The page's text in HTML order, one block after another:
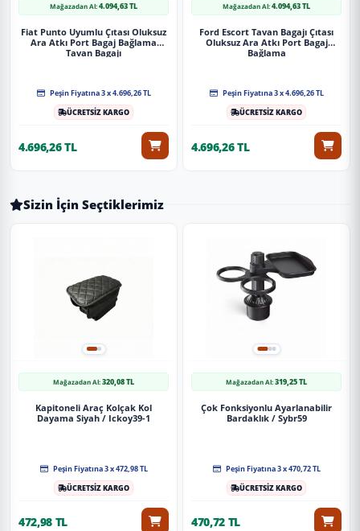
Mağazadan Al:4.094,63 TL
Fiat Punto Uyumlu Çıtası Oluksuz
Ara Atkı Port Bagaj Bağlama
Tavan Bagajı
Peşin Fiyatına 3 x 4.696,26 TL
ÜCRETSİZ KARGO
4.696,26 TL
Mağazadan Al:4.094,63 TL
Ford Escort Tavan Bagajı Çıtası
Oluksuz Ara Atkı Port Bagaj
Bağlama
Peşin Fiyatına 3 x 4.696,26 TL
ÜCRETSİZ KARGO
4.696,26 TL
Sizin İçin Seçtiklerimiz
Mağazadan Al:320,08 TL
Kapitoneli Araç Kolçak Kol
Dayama Siyah / Ickoy39-1
Peşin Fiyatına 3 x 472,98 TL
ÜCRETSİZ KARGO
472,98 TL
Mağazadan Al:319,25 TL
Çok Fonksiyonlu Ayarlanabilir
Bardaklık / Sybr59
Peşin Fiyatına 3 x 470,72 TL
ÜCRETSİZ KARGO
470,72 TL